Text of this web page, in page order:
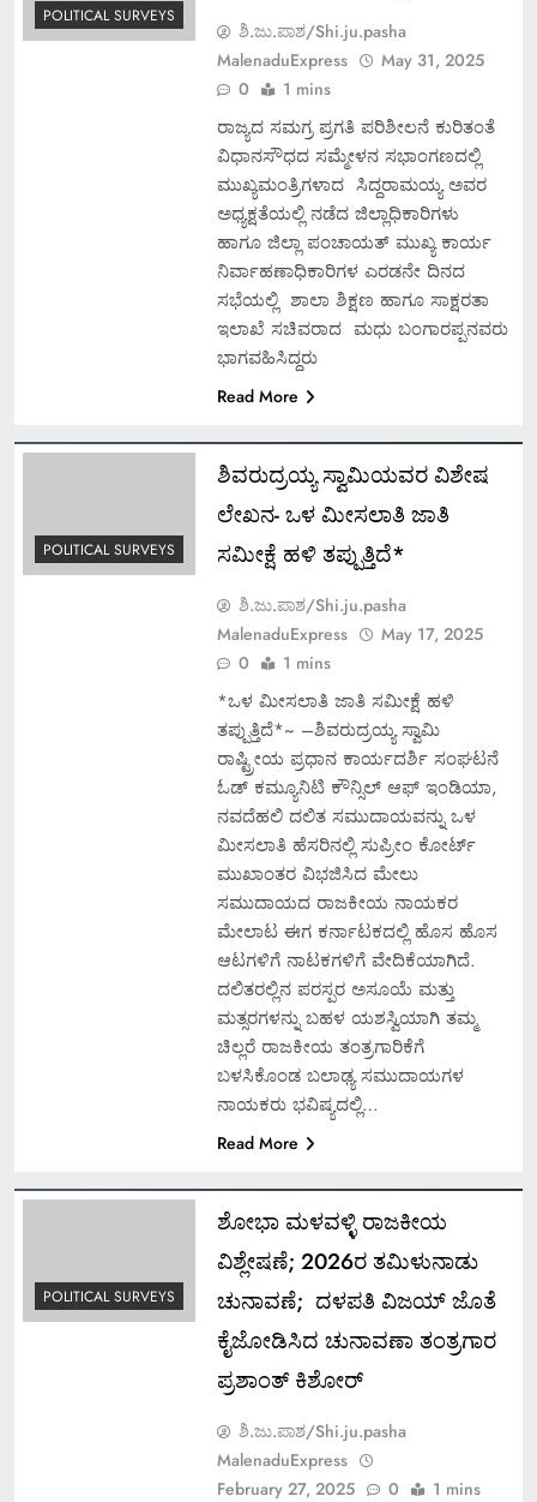
POLITICAL SURVEYS
ಶಿ.ಜು.ಪಾಶ/Shi.ju.pasha
MalenaduExpress
May 31, 2025
0
1 mins
ರಾಜ್ಯದ ಸಮಗ್ರ ಪ್ರಗತಿ ಪರಿಶೀಲನೆ ಕುರಿತಂತೆ
ವಿಧಾನಸೌಧದ ಸಮ್ಮೇಳನ ಸಭಾಂಗಣದಲ್ಲಿ
ಮುಖ್ಯಮಂತ್ರಿಗಳಾದ ಸಿದ್ದರಾಮಯ್ಯ ಅವರ
ಅಧ್ಯಕ್ಷತೆಯಲ್ಲಿ ನಡೆದ ಜಿಲ್ಲಾಧಿಕಾರಿಗಳು
ಹಾಗೂ ಜಿಲ್ಲಾ ಪಂಚಾಯತ್ ಮುಖ್ಯ ಕಾರ್ಯ
ನಿರ್ವಾಹಣಾಧಿಕಾರಿಗಳ ಎರಡನೇ ದಿನದ
ಸಭೆಯಲ್ಲಿ ಶಾಲಾ ಶಿಕ್ಷಣ ಹಾಗೂ ಸಾಕ್ಷರತಾ
ಇಲಾಖೆ ಸಚಿವರಾದ ಮಧು ಬಂಗಾರಪ್ಪನವರು
ಭಾಗವಹಿಸಿದ್ದರು
Read More
POLITICAL SURVEYS
ಶಿವರುದ್ರಯ್ಯ ಸ್ವಾಮಿಯವರ ವಿಶೇಷ
ಲೇಖನ- ಒಳ ಮೀಸಲಾತಿ ಜಾತಿ
ಸಮೀಕ್ಷೆ ಹಳಿ ತಪ್ಪುತ್ತಿದೆ*
ಶಿ.ಜು.ಪಾಶ/Shi.ju.pasha
MalenaduExpress
May 17, 2025
0
1 mins
*ಒಳ ಮೀಸಲಾತಿ ಜಾತಿ ಸಮೀಕ್ಷೆ ಹಳಿ
ತಪ್ಪುತ್ತಿದೆ*~ –ಶಿವರುದ್ರಯ್ಯ ಸ್ವಾಮಿ
ರಾಷ್ಟ್ರೀಯ ಪ್ರಧಾನ ಕಾರ್ಯದರ್ಶಿ ಸಂಘಟನೆ
ಓಡ್ ಕಮ್ಯೂನಿಟಿ ಕೌನ್ಸಿಲ್ ಆಫ್ ಇಂಡಿಯಾ,
ನವದೆಹಲಿ ದಲಿತ ಸಮುದಾಯವನ್ನು ಒಳ
ಮೀಸಲಾತಿ ಹೆಸರಿನಲ್ಲಿ ಸುಪ್ರೀಂ ಕೋರ್ಟ್
ಮುಖಾಂತರ ವಿಭಜಿಸಿದ ಮೇಲು
ಸಮುದಾಯದ ರಾಜಕೀಯ ನಾಯಕರ
ಮೇಲಾಟ ಈಗ ಕರ್ನಾಟಕದಲ್ಲಿ ಹೊಸ ಹೊಸ
ಆಟಗಳಿಗೆ ನಾಟಕಗಳಿಗೆ ವೇದಿಕೆಯಾಗಿದೆ.
ದಲಿತರಲ್ಲಿನ ಪರಸ್ಪರ ಅಸೂಯೆ ಮತ್ತು
ಮತ್ಸರಗಳನ್ನು ಬಹಳ ಯಶಸ್ವಿಯಾಗಿ ತಮ್ಮ
ಚಿಲ್ಲರೆ ರಾಜಕೀಯ ತಂತ್ರಗಾರಿಕೆಗೆ
ಬಳಸಿಕೊಂಡ ಬಲಾಢ್ಯ ಸಮುದಾಯಗಳ
ನಾಯಕರು ಭವಿಷ್ಯದಲ್ಲಿ…
Read More
POLITICAL SURVEYS
ಶೋಭಾ ಮಳವಳ್ಳಿ ರಾಜಕೀಯ
ವಿಶ್ಲೇಷಣೆ; 2026ರ ತಮಿಳು‌ನಾಡು
ಚುನಾವಣೆ; ದಳಪತಿ ವಿಜಯ್ ಜೊತೆ
ಕೈಜೋಡಿಸಿದ ಚುನಾವಣಾ ತಂತ್ರಗಾರ
ಪ್ರಶಾಂತ್ ಕಿಶೋರ್
ಶಿ.ಜು.ಪಾಶ/Shi.ju.pasha
MalenaduExpress
February 27, 2025
0 1 mins